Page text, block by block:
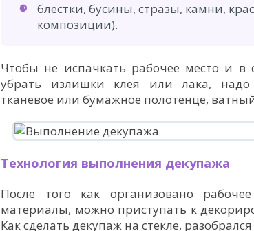
блестки, бусины, стразы, камни,
композиции).
Чтобы не испачкать рабочее место и в
убрать излишки клея или лака, надо
тканевое или бумажное полотенце,
Технология выполнения декупажа
После того как организовано
материалы, можно приступать к
Как сделать декупаж на стекле,